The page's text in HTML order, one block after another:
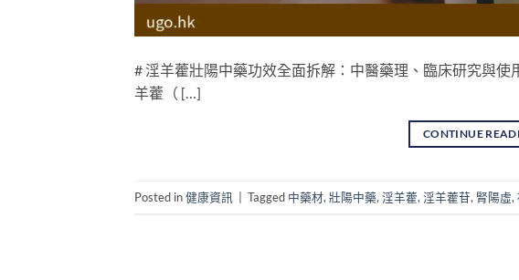
# 淫羊藿壯陽中藥功效全面拆解：中醫藥理、臨床研究與
羊藿（ […]
CONTINUE
Posted in健康資訊 Tagged 中藥材, 壯陽中藥, 淫羊藿, 淫羊藿苷, 腎陽虛,